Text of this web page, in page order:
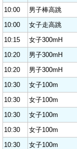
10:00
男子棒高跳
10:00
女子走高跳
10:15
女子300mH
10:20
男子300mH
10:20
男子300mH
10:30
女子100m
10:30
女子100m
10:30
女子100m
10:30
女子100m
10:30
女子100m